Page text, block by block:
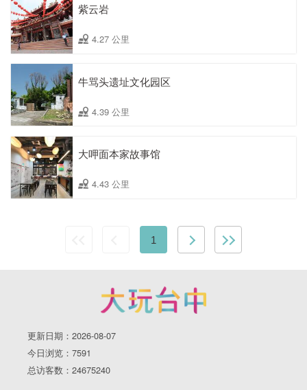
紫云岩
4.27 公里
牛骂头遗址文化园区
4.39 公里
大呷面本家故事馆
4.43 公里
1
更新日期：2026-08-07
今日浏览：7591
总访客数：24675240